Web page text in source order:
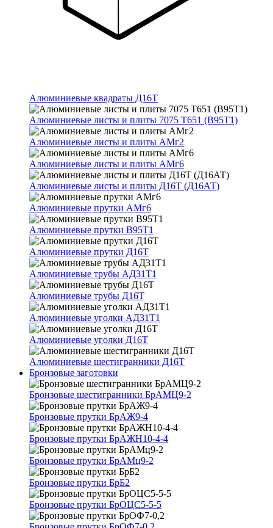
Алюминиевые квадраты Д16Т
Алюминиевые листы и плиты 7075 Т651 (В95Т1)
Алюминиевые листы и плиты АМг2
Алюминиевые листы и плиты АМг6
Алюминиевые листы и плиты Д16Т (Д16АТ)
Алюминиевые прутки АМг6
Алюминиевые прутки В95Т1
Алюминиевые прутки Д16Т
Алюминиевые трубы АД31Т1
Алюминиевые трубы Д16Т
Алюминиевые уголки АД31Т1
Алюминиевые уголки Д16Т
Алюминиевые шестигранники Д16Т
Бронзовые заготовки
Бронзовые шестигранники БрАМЦ9-2
Бронзовые прутки БрАЖ9-4
Бронзовые прутки БрАЖН10-4-4
Бронзовые прутки БрАМц9-2
Бронзовые прутки БрБ2
Бронзовые прутки БрОЦС5-5-5